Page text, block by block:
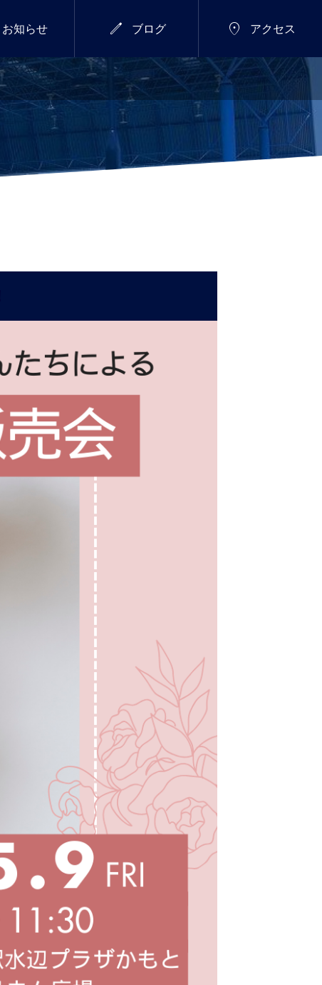
お知らせ  ブログ  アクセス
7/18(土)～26(日)
サマーウィーク開催し
ます！

総合
新年のご挨拶
2026.01.01
